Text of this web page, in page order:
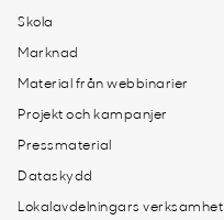
Skola
Marknad
Material från webbinarier
Projekt och kampanjer
Pressmaterial
Dataskydd
Lokalavdelningars verksamhet